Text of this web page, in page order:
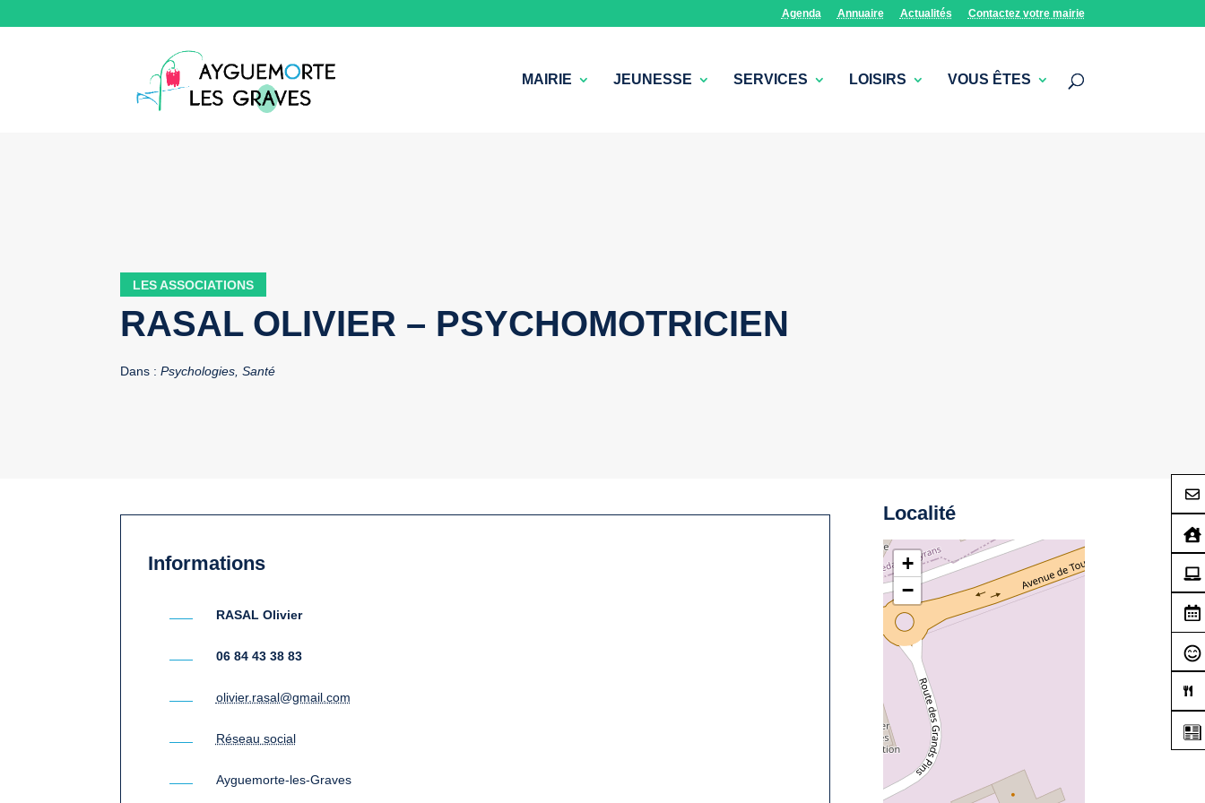
Agenda Annuaire Actualités Contactez votre mairie
MAIRIE JEUNESSE SERVICES LOISIRS VOUS ÊTES
LES ASSOCIATIONS
RASAL OLIVIER – PSYCHOMOTRICIEN
Dans :Psychologies, Santé
Informations
RASAL Olivier
06 84 43 38 83
olivier.rasal@gmail.com
Réseau social
Ayguemorte-les-Graves
Localité
+
−